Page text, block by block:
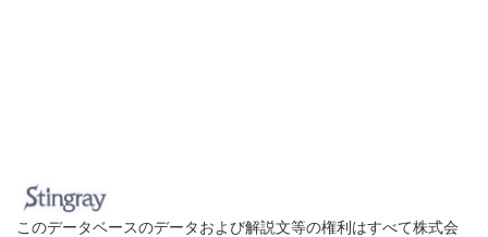
このデータベースのデータおよび解説文等の権利はすべて株式会